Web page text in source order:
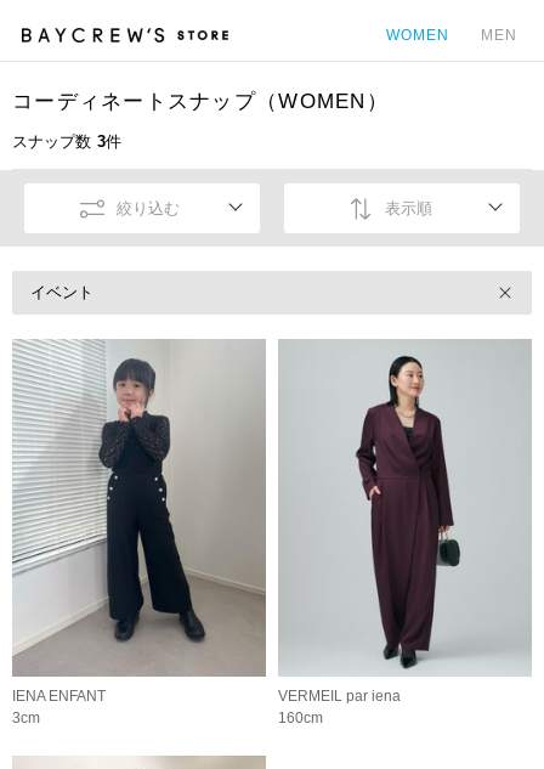
WOMEN MEN
コーディネートスナップ（WOMEN）
スナップ数 3件
絞り込む 表示順
イベント
IENA ENFANT
3cm
VERMEIL par iena
160cm